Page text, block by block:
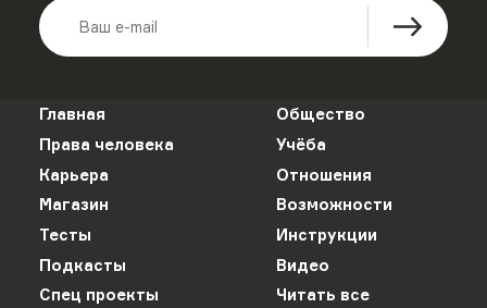
Главная
Общество
Права человека
Учёба
Карьера
Отношения
Магазин
Возможности
Тесты
Инструкции
Подкасты
Видео
Спец проекты
Читать все